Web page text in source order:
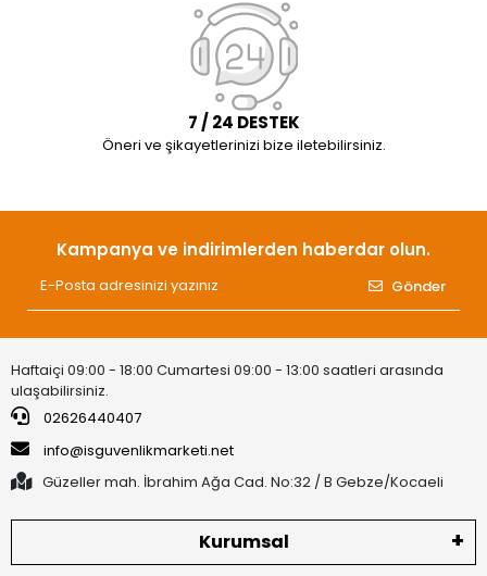
7 / 24 DESTEK
Öneri ve şikayetlerinizi bize iletebilirsiniz.
Kampanya ve indirimlerden haberdar olun.
Gönder
Haftaiçi 09:00 - 18:00 Cumartesi 09:00 - 13:00 saatleri arasında
ulaşabilirsiniz.
02626440407
info@isguvenlikmarketi.net
Güzeller mah. İbrahim Ağa Cad. No:32 / B Gebze/Kocaeli
Kurumsal